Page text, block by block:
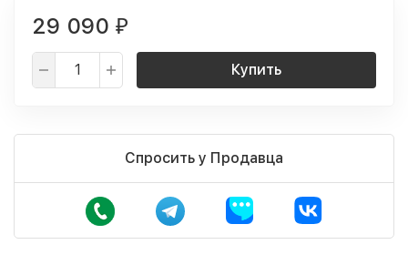
29 090 ₽
Купить
Спросить у Продавца